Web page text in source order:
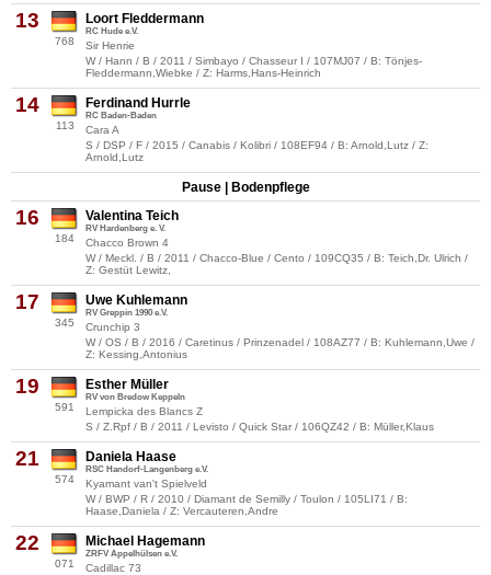
13
768
Loort Fleddermann
RC Hude e.V.
Sir Henrie
W / Hann / B / 2011 / Simbayo / Chasseur I / 107MJ07 / B: Tönjes-
Fleddermann,Wiebke / Z: Harms,Hans-Heinrich
14
113
Ferdinand Hurrle
RC Baden-Baden
Cara A
S / DSP / F / 2015 / Canabis / Kolibri / 108EF94 / B: Arnold,Lutz / Z:
Arnold,Lutz
Pause | Bodenpflege
16
184
Valentina Teich
RV Hardenberg e. V.
Chacco Brown 4
W / Meckl. / B / 2011 / Chacco-Blue / Cento / 109CQ35 / B: Teich,Dr. Ulrich /
Z: Gestüt Lewitz,
17
345
Uwe Kuhlemann
RV Greppin 1990 e.V.
Crunchip 3
W / OS / B / 2016 / Caretinus / Prinzenadel / 108AZ77 / B: Kuhlemann,Uwe /
Z: Kessing,Antonius
19
591
Esther Müller
RV von Bredow Keppeln
Lempicka des Blancs Z
S / Z.Rpf / B / 2011 / Levisto / Quick Star / 106QZ42 / B: Müller,Klaus
21
574
Daniela Haase
RSC Handorf-Langenberg e.V.
Kyamant van't Spielveld
W / BWP / R / 2010 / Diamant de Semilly / Toulon / 105LI71 / B:
Haase,Daniela / Z: Vercauteren,Andre
22
071
Michael Hagemann
ZRFV Appelhülsen e.V.
Cadillac 73